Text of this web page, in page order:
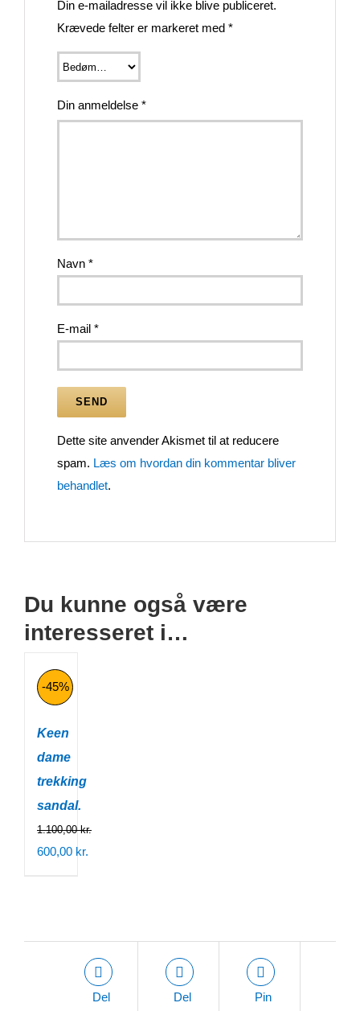
Din e-mailadresse vil ikke blive publiceret.
Krævede felter er markeret med *
Din anmeldelse *
Navn *
E-mail *
Dette site anvender Akismet til at reducere
spam. Læs om hvordan din kommentar bliver
behandlet.
Du kunne også være
interesseret i…
-45%
Keen
dame
trekking
sandal.
1.100,00kr.
Den
1.100,00 kr..
600,00 kr.
er:
600,00 kr..
Del
Del
Pin